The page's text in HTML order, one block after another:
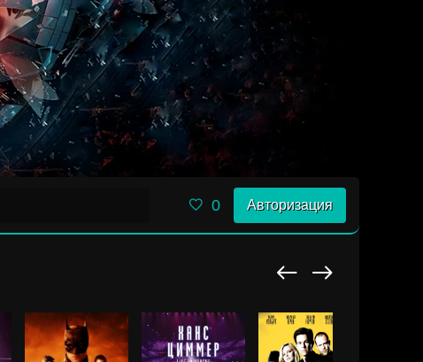
0 Авторизация